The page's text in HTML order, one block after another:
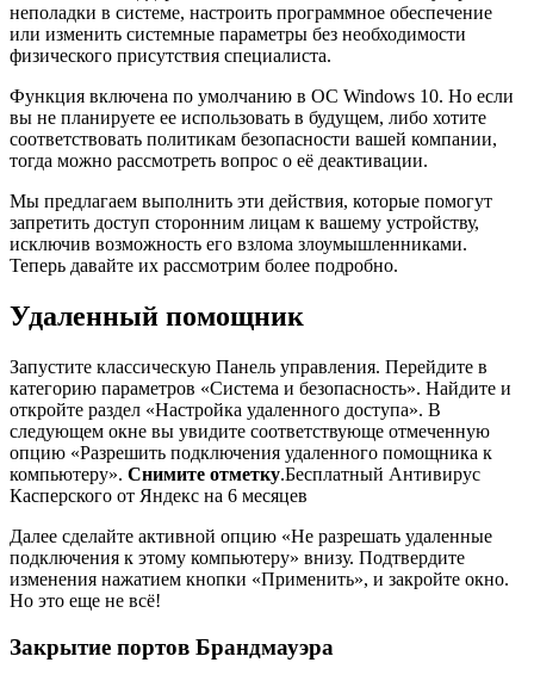
неполадки в системе, настроить программное обеспечение
или изменить системные параметры без необходимости
физического присутствия специалиста.
Функция включена по умолчанию в ОС Windows 10. Но если
вы не планируете ее использовать в будущем, либо хотите
соответствовать политикам безопасности вашей компании,
тогда можно рассмотреть вопрос о её деактивации.
Мы предлагаем выполнить эти действия, которые помогут
запретить доступ сторонним лицам к вашему устройству,
исключив возможность его взлома злоумышленниками.
Теперь давайте их рассмотрим более подробно.
Удаленный помощник
Запустите классическую Панель управления. Перейдите в
категорию параметров «Система и безопасность». Найдите и
откройте раздел «Настройка удаленного доступа». В
следующем окне вы увидите соответствующе отмеченную
опцию «Разрешить подключения удаленного помощника к
компьютеру». Снимите отметку.Бесплатный Антивирус
Касперского от Яндекс на 6 месяцев
Далее сделайте активной опцию «Не разрешать удаленные
подключения к этому компьютеру» внизу. Подтвердите
изменения нажатием кнопки «Применить», и закройте окно.
Но это еще не всё!
Закрытие портов Брандмауэра